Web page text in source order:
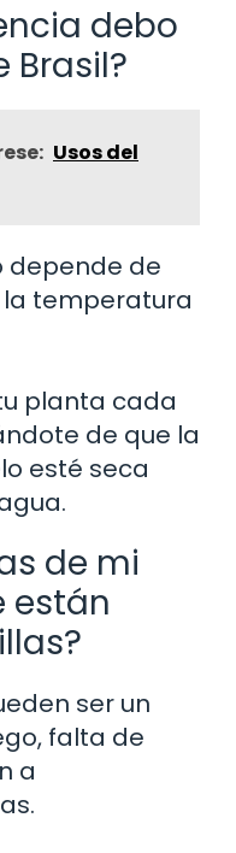
debo
Brasil?
Usos del
depende de
temperatura
planta cada
de que la
esté seca
de mi
están
ser un
falta de
a